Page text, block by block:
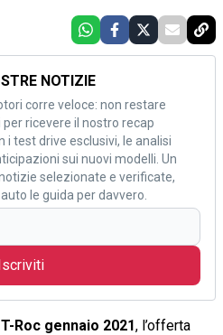
NOTIZIE
corre veloce: non restare
ricevere il nostro recap
i test drive esclusivi, le analisi
sui nuovi modelli. Un
selezionate e verificate,
le guida per davvero.
T-Roc gennaio‌ 2021, l’offerta